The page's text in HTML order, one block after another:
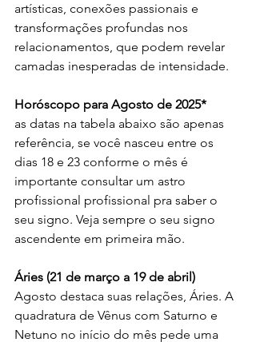
artísticas, conexões passionais e
transformações profundas nos
relacionamentos, que podem revelar
camadas inesperadas de intensidade.
Horóscopo para Agosto de 2025*
as datas na tabela abaixo são apenas
referência, se você nasceu entre os
dias 18 e 23 conforme o mês é
importante consultar um astro
profissional profissional pra saber o
seu signo. Veja sempre o seu signo
ascendente em primeira mão.
Áries (21 de março a 19 de abril)
Agosto destaca suas relações, Áries. A
quadratura de Vênus com Saturno e
Netuno no início do mês pede uma